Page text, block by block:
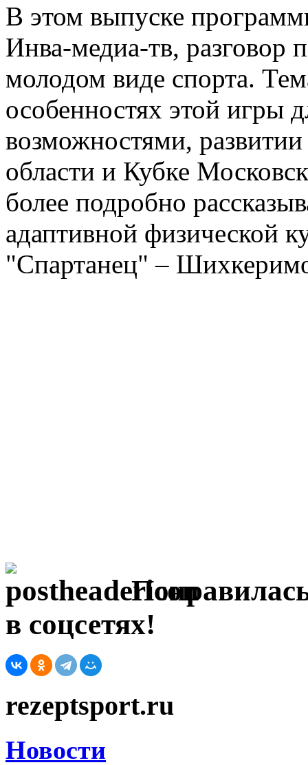
В этом выпуске
Инва-медиа-тв, разговор
молодом виде спорта.
особенностях этой игры
возможностями,
области и Кубке
более подробно
адаптивной физической
"Спартанец" –
в соцсетях!
rezeptsport.ru
Новости